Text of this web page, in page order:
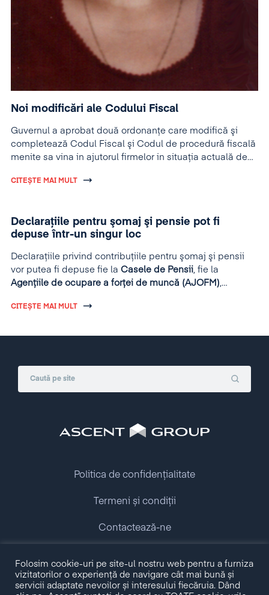
Noi modificări ale Codului Fiscal
Guvernul a aprobat două ordonanţe care modifică şi
completează Codul Fiscal şi Codul de procedură fiscală
menite sa vina in ajutorul firmelor in situaţia actuală de
CITEȘTE MAI MULT
Declaraţiile pentru şomaj şi pensie pot fi
depuse într-un singur loc
Declaraţiile privind contribuţiile pentru şomaj şi pensii
vor putea fi depuse fie la Casele de Pensii , fie la
Agenţiile de ocupare a forţei de muncă (AJOFM)
anunţat, vineri, 17.09.2010, directorul Casei de Pensii
CITEȘTE MAI MULT
Copyright © 2009 - 2026 Ascent Group.
All rights reserved.
Politica de confidențialitate
Termeni și condiții
Contactează-ne
Folosim cookie-uri pe site-ul nostru web pentru a furniza
vizitatorilor o experiență de navigare cât mai bună și
servicii adaptate nevoilor și interesului fiecăruia. Dând